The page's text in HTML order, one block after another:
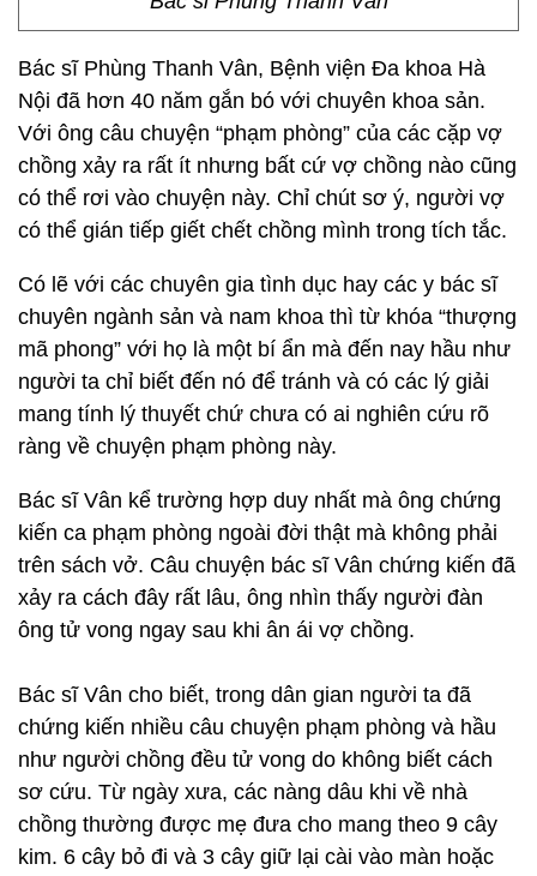
Bác sĩ Phùng Thanh Vân, Bệnh viện Đa khoa Hà
Nội đã hơn 40 năm gắn bó với chuyên khoa sản.
Với ông câu chuyện “phạm phòng” của các cặp vợ
chồng xảy ra rất ít nhưng bất cứ vợ chồng nào cũng
có thể rơi vào chuyện này. Chỉ chút sơ ý, người vợ
có thể gián tiếp giết chết chồng mình trong tích tắc.
Có lẽ với các chuyên gia tình dục hay các y bác sĩ
chuyên ngành sản và nam khoa thì từ khóa “thượng
mã phong” với họ là một bí ẩn mà đến nay hầu như
người ta chỉ biết đến nó để tránh và có các lý giải
mang tính lý thuyết chứ chưa có ai nghiên cứu rõ
ràng về chuyện phạm phòng này.
Bác sĩ Vân kể trường hợp duy nhất mà ông chứng
kiến ca phạm phòng ngoài đời thật mà không phải
trên sách vở. Câu chuyện bác sĩ Vân chứng kiến đã
xảy ra cách đây rất lâu, ông nhìn thấy người đàn
ông tử vong ngay sau khi ân ái vợ chồng.
Bác sĩ Vân cho biết, trong dân gian người ta đã
chứng kiến nhiều câu chuyện phạm phòng và hầu
như người chồng đều tử vong do không biết cách
sơ cứu. Từ ngày xưa, các nàng dâu khi về nhà
chồng thường được mẹ đưa cho mang theo 9 cây
kim. 6 cây bỏ đi và 3 cây giữ lại cài vào màn hoặc